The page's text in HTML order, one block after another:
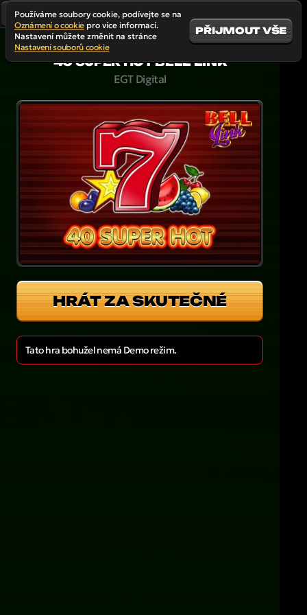
40 SUPER HOT BELL LINK
EGT Digital
HRÁT ZA SKUTEČNÉ
Tato hra bohužel nemá Demo režim.
Používáme soubory cookie, podívejte se na
Oznámení o cookiepro více informací.
Nastavení můžete změnit na stránce
Nastavení souborů cookie
PŘIJMOUT VŠE